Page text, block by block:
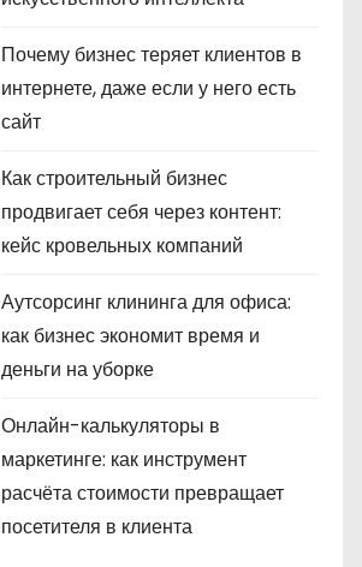
Почему бизнес теряет клиентов в
интернете, даже если у него есть
сайт
Как строительный бизнес
продвигает себя через контент:
кейс кровельных компаний
Аутсорсинг клининга для офиса:
как бизнес экономит время и
деньги на уборке
Онлайн-калькуляторы в
маркетинге: как инструмент
расчёта стоимости превращает
посетителя в клиента